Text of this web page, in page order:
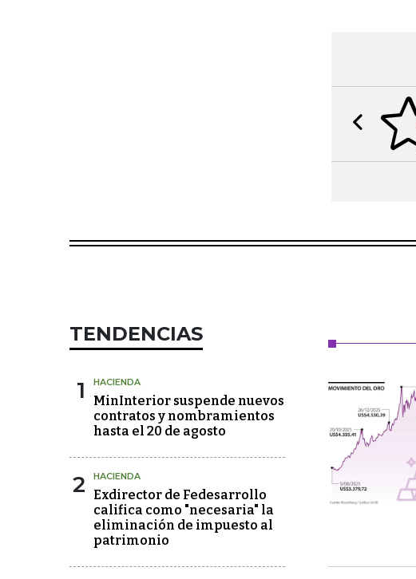
Previous
TENDENCIAS
1 HACIENDA
MinInterior suspende nuevos
contratos y nombramientos
hasta el 20 de agosto
2 HACIENDA
Exdirector de Fedesarrollo
califica como "necesaria" la
eliminación de impuesto al
patrimonio